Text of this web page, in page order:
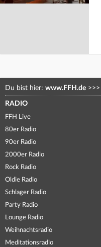
Du bist hier: www.FFH.de >>>
RADIO
FFH Live
80er Radio
90er Radio
2000er Radio
Rock Radio
Oldie Radio
Schlager Radio
Party Radio
Lounge Radio
Weihnachtsradio
Meditationsradio